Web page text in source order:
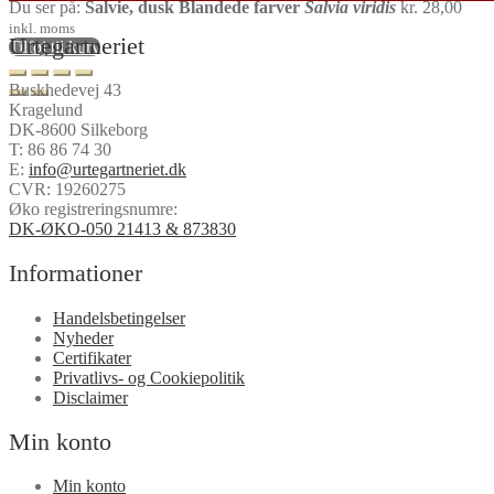
Urtegartneriet
Buskhedevej 43
Kragelund
DK-8600 Silkeborg
T: 86 86 74 30
E: info@urtegartneriet.dk
CVR: 19260275
Øko registreringsnumre:
DK-ØKO-050 21413 & 873830
Informationer
Handelsbetingelser
Nyheder
Certifikater
Privatlivs- og Cookiepolitik
Disclaimer
Min konto
Min konto
Du ser på:Salvie, dusk Blandede farverSalvia viridis kr.28,00
inkl. moms
Tilføj til kurv